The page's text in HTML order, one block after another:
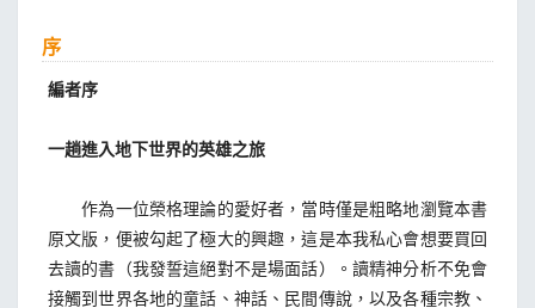
序
編者序
一趟進入地下世界的英雄之旅
作為一位榮格理論的愛好者，當時僅是粗略地瀏覽本書
原文版，便被勾起了極大的興趣，這是本我私心會想要買回
去讀的書（我發誓這絕對不是場面話）。讀精神分析不免會
接觸到世界各地的童話、神話、民間傳說，以及各種宗教、